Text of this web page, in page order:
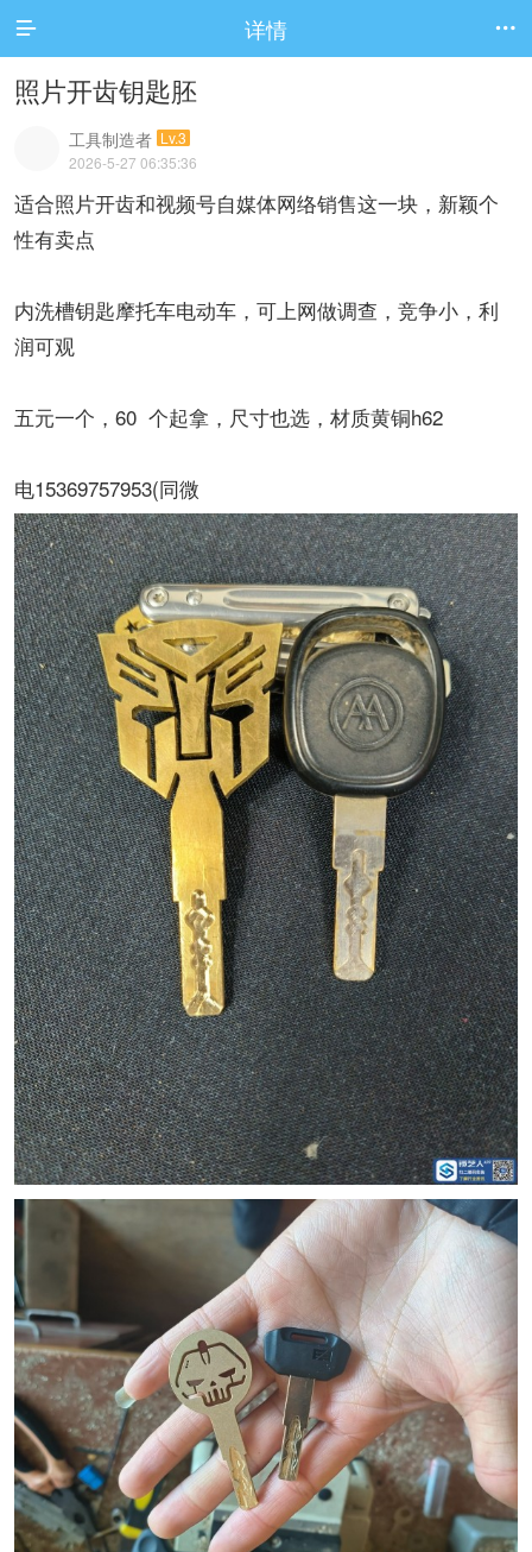
 详情 
照片开齿钥匙胚
工具制造者 Lv.3
2026-5-27 06:35:36
适合照片开齿和视频号自媒体网络销售这一块，新颖个
性有卖点
内洗槽钥匙摩托车电动车，可上网做调查，竞争小，利
润可观
五元一个，60 个起拿，尺寸也选，材质黄铜h62
电15369757953(同微